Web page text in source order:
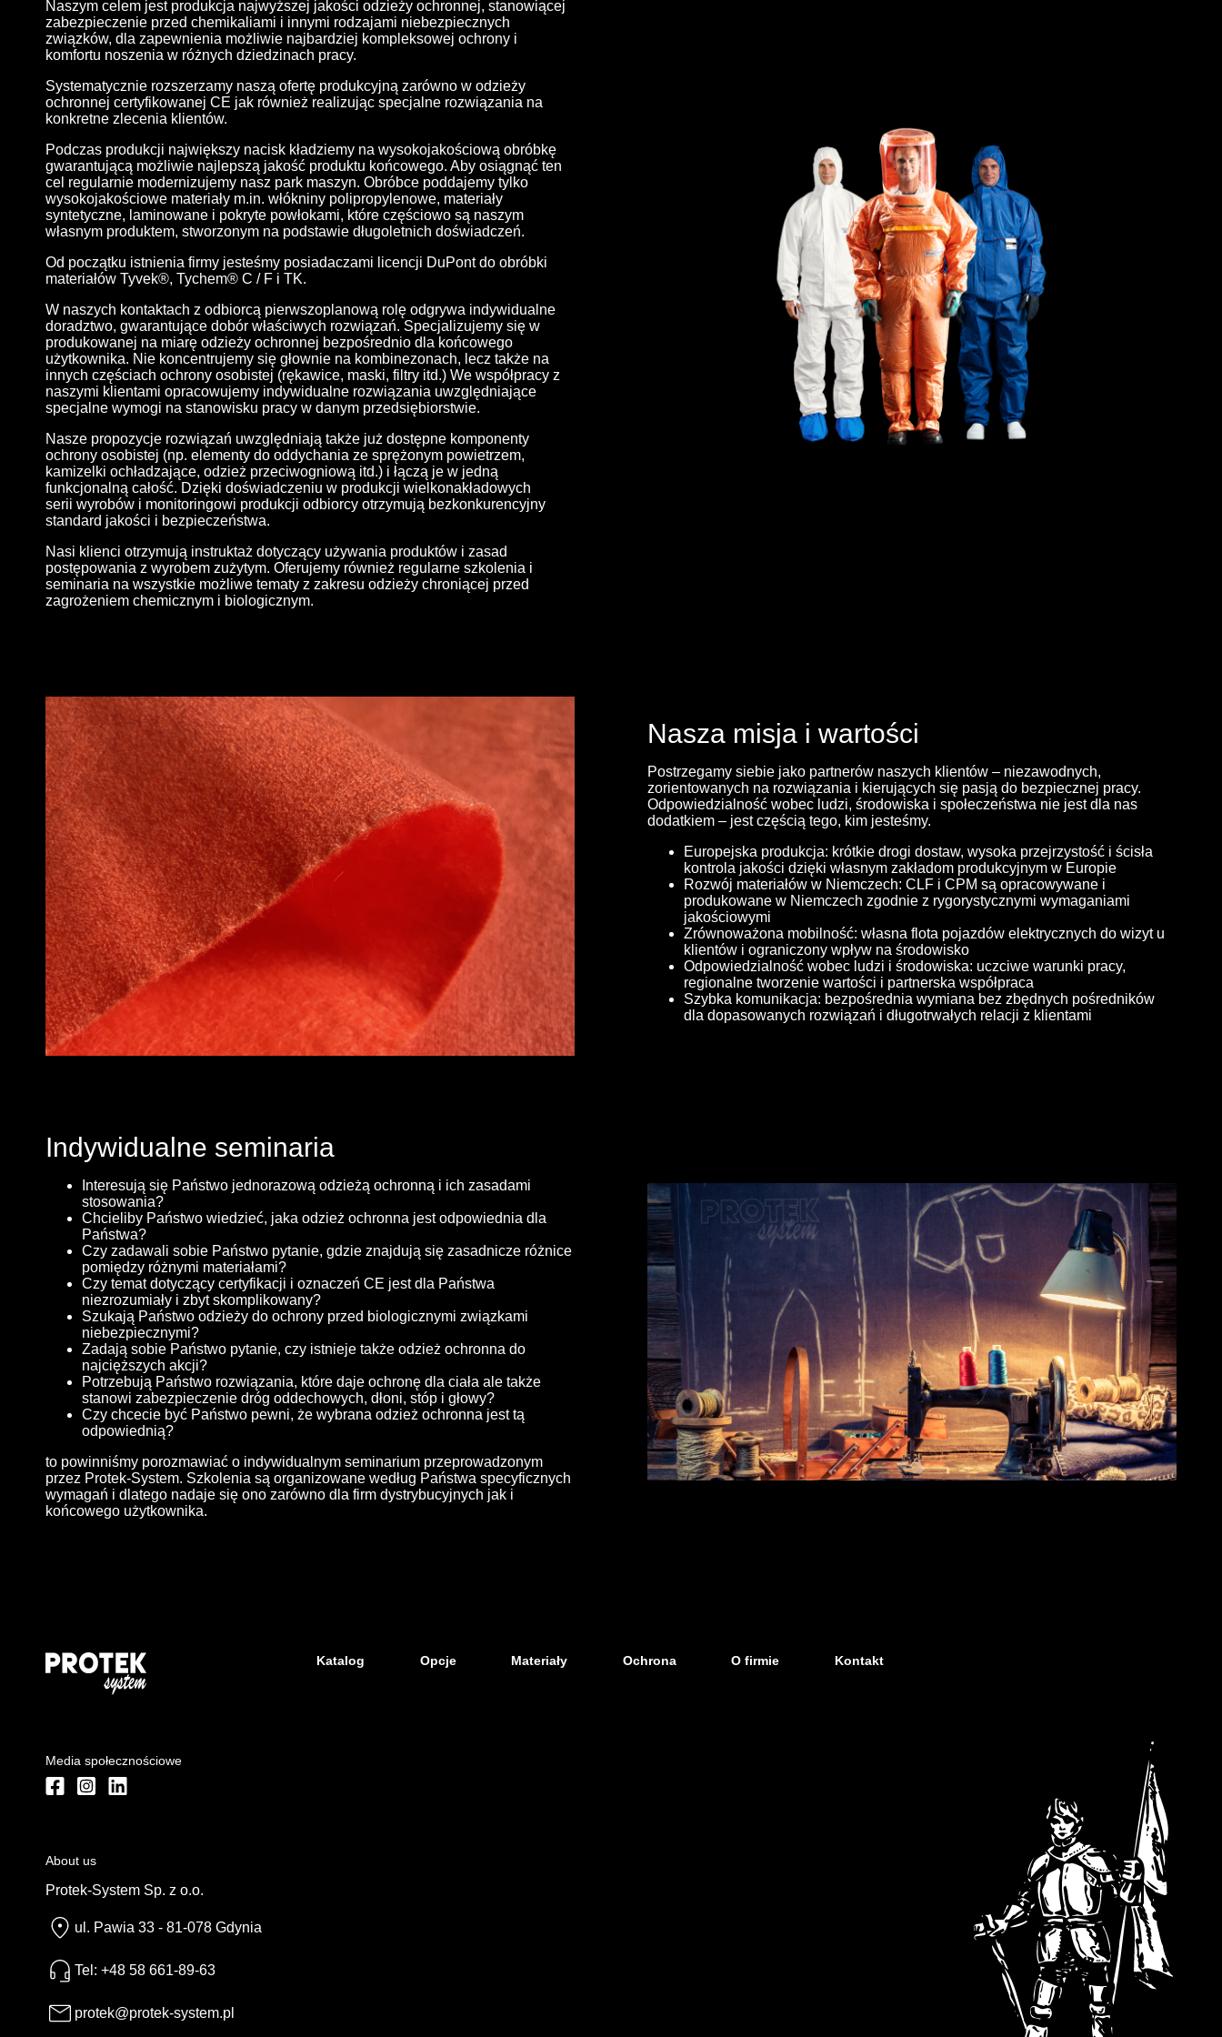
Naszym celem jest produkcja najwyższej jakości odzieży ochronnej, stanowiącej
zabezpieczenie przed chemikaliami i innymi rodzajami niebezpiecznych
związków, dla zapewnienia możliwie najbardziej kompleksowej ochrony i
komfortu noszenia w różnych dziedzinach pracy.
Systematycznie rozszerzamy naszą ofertę produkcyjną zarówno w odzieży
ochronnej certyfikowanej CE jak również realizując specjalne rozwiązania na
konkretne zlecenia klientów.
Podczas produkcji największy nacisk kładziemy na wysokojakościową obróbkę
gwarantującą możliwie najlepszą jakość produktu końcowego. Aby osiągnąć ten
cel regularnie modernizujemy nasz park maszyn. Obróbce poddajemy tylko
wysokojakościowe materiały m.in. włókniny polipropylenowe, materiały
syntetyczne, laminowane i pokryte powłokami, które częściowo są naszym
własnym produktem, stworzonym na podstawie długoletnich doświadczeń.
Od początku istnienia firmy jesteśmy posiadaczami licencji DuPont do obróbki
materiałów Tyvek®, Tychem® C / F i TK.
W naszych kontaktach z odbiorcą pierwszoplanową rolę odgrywa indywidualne
doradztwo, gwarantujące dobór właściwych rozwiązań. Specjalizujemy się w
produkowanej na miarę odzieży ochronnej bezpośrednio dla końcowego
użytkownika. Nie koncentrujemy się głownie na kombinezonach, lecz także na
innych częściach ochrony osobistej (rękawice, maski, filtry itd.) We współpracy z
naszymi klientami opracowujemy indywidualne rozwiązania uwzględniające
specjalne wymogi na stanowisku pracy w danym przedsiębiorstwie.
Nasze propozycje rozwiązań uwzględniają także już dostępne komponenty
ochrony osobistej (np. elementy do oddychania ze sprężonym powietrzem,
kamizelki ochładzające, odzież przeciwogniową itd.) i łączą je w jedną
funkcjonalną całość. Dzięki doświadczeniu w produkcji wielkonakładowych
serii wyrobów i monitoringowi produkcji odbiorcy otrzymują bezkonkurencyjny
standard jakości i bezpieczeństwa.
Nasi klienci otrzymują instruktaż dotyczący używania produktów i zasad
postępowania z wyrobem zużytym. Oferujemy również regularne szkolenia i
seminaria na wszystkie możliwe tematy z zakresu odzieży chroniącej przed
zagrożeniem chemicznym i biologicznym.
Nasza misja i wartości
Postrzegamy siebie jako partnerów naszych klientów – niezawodnych,
zorientowanych na rozwiązania i kierujących się pasją do bezpiecznej pracy.
Odpowiedzialność wobec ludzi, środowiska i społeczeństwa nie jest dla nas
dodatkiem – jest częścią tego, kim jesteśmy.
Europejska produkcja: krótkie drogi dostaw, wysoka przejrzystość i ścisła
kontrola jakości dzięki własnym zakładom produkcyjnym w Europie
Rozwój materiałów w Niemczech: CLF i CPM są opracowywane i
produkowane w Niemczech zgodnie z rygorystycznymi wymaganiami
jakościowymi
Zrównoważona mobilność: własna flota pojazdów elektrycznych do wizyt u
klientów i ograniczony wpływ na środowisko
Odpowiedzialność wobec ludzi i środowiska: uczciwe warunki pracy,
regionalne tworzenie wartości i partnerska współpraca
Szybka komunikacja: bezpośrednia wymiana bez zbędnych pośredników
dla dopasowanych rozwiązań i długotrwałych relacji z klientami
Indywidualne seminaria
Interesują się Państwo jednorazową odzieżą ochronną i ich zasadami
stosowania?
Chcieliby Państwo wiedzieć, jaka odzież ochronna jest odpowiednia dla
Państwa?
Czy zadawali sobie Państwo pytanie, gdzie znajdują się zasadnicze różnice
pomiędzy różnymi materiałami?
Czy temat dotyczący certyfikacji i oznaczeń CE jest dla Państwa
niezrozumiały i zbyt skomplikowany?
Szukają Państwo odzieży do ochrony przed biologicznymi związkami
niebezpiecznymi?
Zadają sobie Państwo pytanie, czy istnieje także odzież ochronna do
najcięższych akcji?
Potrzebują Państwo rozwiązania, które daje ochronę dla ciała ale także
stanowi zabezpieczenie dróg oddechowych, dłoni, stóp i głowy?
Czy chcecie być Państwo pewni, że wybrana odzież ochronna jest tą
odpowiednią?
to powinniśmy porozmawiać o indywidualnym seminarium przeprowadzonym
przez Protek-System. Szkolenia są organizowane według Państwa specyficznych
wymagań i dlatego nadaje się ono zarówno dla firm dystrybucyjnych jak i
końcowego użytkownika.
Media społecznościowe
About us
Protek-System Sp. z o.o.
ul. Pawia 33 - 81-078 Gdynia
Tel: +48 58 661-89-63
protek@protek-system.pl
Katalog Opcje Materiały Ochrona O firmie Kontakt